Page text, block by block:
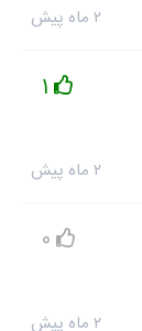
که حالا برسم به
که همین نیم ساعت
که یک بار . فقط
۲ ماه پیش
1
۲ ماه پیش
0
۲ ماه پیش